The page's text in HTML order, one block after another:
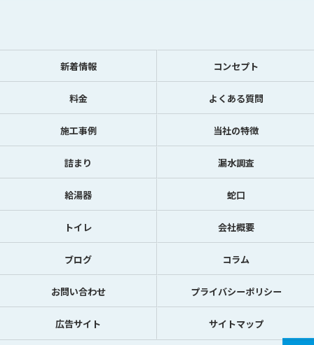
新着情報 コンセプト
料金 よくある質問
施工事例 当社の特徴
詰まり 漏水調査
給湯器 蛇口
トイレ 会社概要
ブログ コラム
お問い合わせ プライバシーポリシー
広告サイト サイトマップ